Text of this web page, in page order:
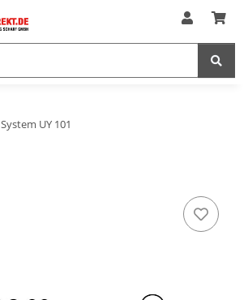
System UY 101